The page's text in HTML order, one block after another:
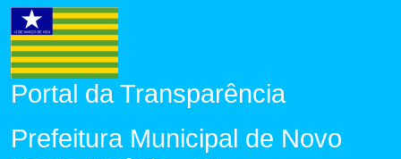
Portal da Transparência
Prefeitura Municipal de Novo